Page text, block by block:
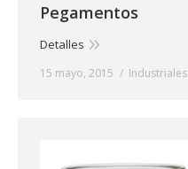
Pegamentos
Detalles
15 mayo, 2015 Industriales